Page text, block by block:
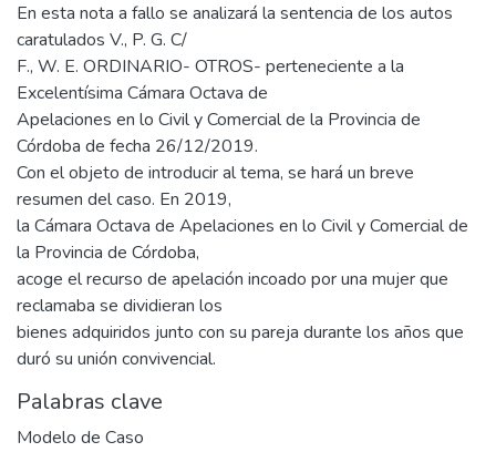
En esta nota a fallo se analizará la sentencia de los autos
caratulados V., P. G. C/
F., W. E. ORDINARIO- OTROS- perteneciente a la
Excelentísima Cámara Octava de
Apelaciones en lo Civil y Comercial de la Provincia de
Córdoba de fecha 26/12/2019.
Con el objeto de introducir al tema, se hará un breve
resumen del caso. En 2019,
la Cámara Octava de Apelaciones en lo Civil y Comercial de
la Provincia de Córdoba,
acoge el recurso de apelación incoado por una mujer que
reclamaba se dividieran los
bienes adquiridos junto con su pareja durante los años que
duró su unión convivencial.
Palabras clave
Modelo de Caso